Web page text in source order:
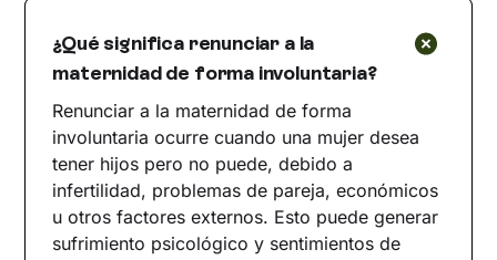
¿Qué significa renunciar a la
maternidad de forma involuntaria?
Renunciar a la maternidad de forma
involuntaria ocurre cuando una mujer desea
tener hijos pero no puede, debido a
infertilidad, problemas de pareja, económicos
u otros factores externos. Esto puede generar
sufrimiento psicológico y sentimientos de